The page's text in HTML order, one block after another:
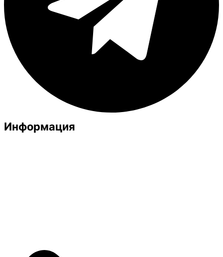
Информация